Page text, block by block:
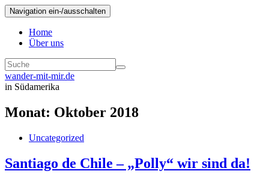
Navigation ein-/ausschalten
Home
Über uns
wander-mit-mir.de
in Südamerika
Monat: Oktober 2018
Uncategorized
Santiago de Chile – „Polly“ wir sind da!